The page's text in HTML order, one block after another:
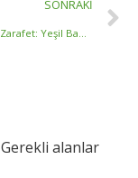
SONRAKI
Çevre Dostu Zarafet: Yeşil Bambu Çubuklarla Alanınızı Genişletin
Gerekli alanlar